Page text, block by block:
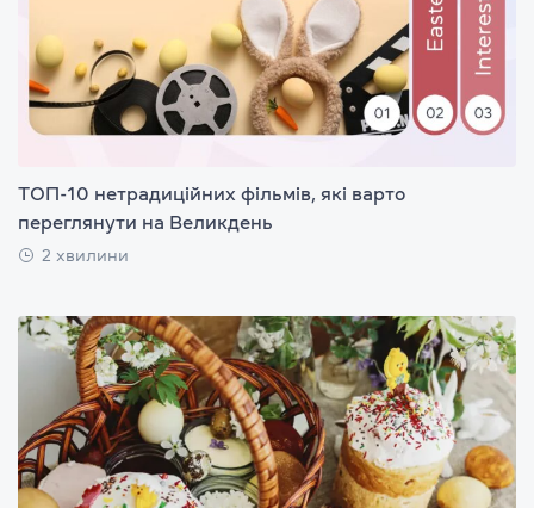
ТОП-10 нетрадиційних фільмів, які варто
переглянути на Великдень
2 хвилини